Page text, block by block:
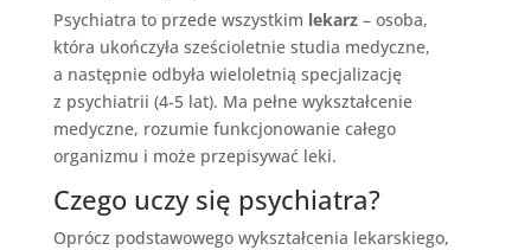
Psychiatra to przede wszystkim lekarz– osoba,
która ukończyła sześcioletnie studia medyczne,
a następnie odbyła wieloletnią specjalizację
z psychiatrii (4-5 lat). Ma pełne wykształcenie
medyczne, rozumie funkcjonowanie całego
organizmu i może przepisywać leki.
Czego uczy się psychiatra?
Oprócz podstawowego wykształcenia lekarskiego,